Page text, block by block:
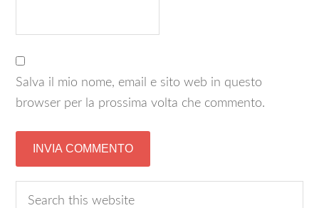
Salva il mio nome, email e sito web in questo
browser per la prossima volta che commento.